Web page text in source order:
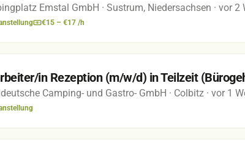
Emstal GmbH · Sustrum, Niedersachsen · vor 2
€15 – €17 /h
in Rezeption (m/w/d) in Teilzeit
Camping- und Gastro- GmbH · Colbitz · vor 1